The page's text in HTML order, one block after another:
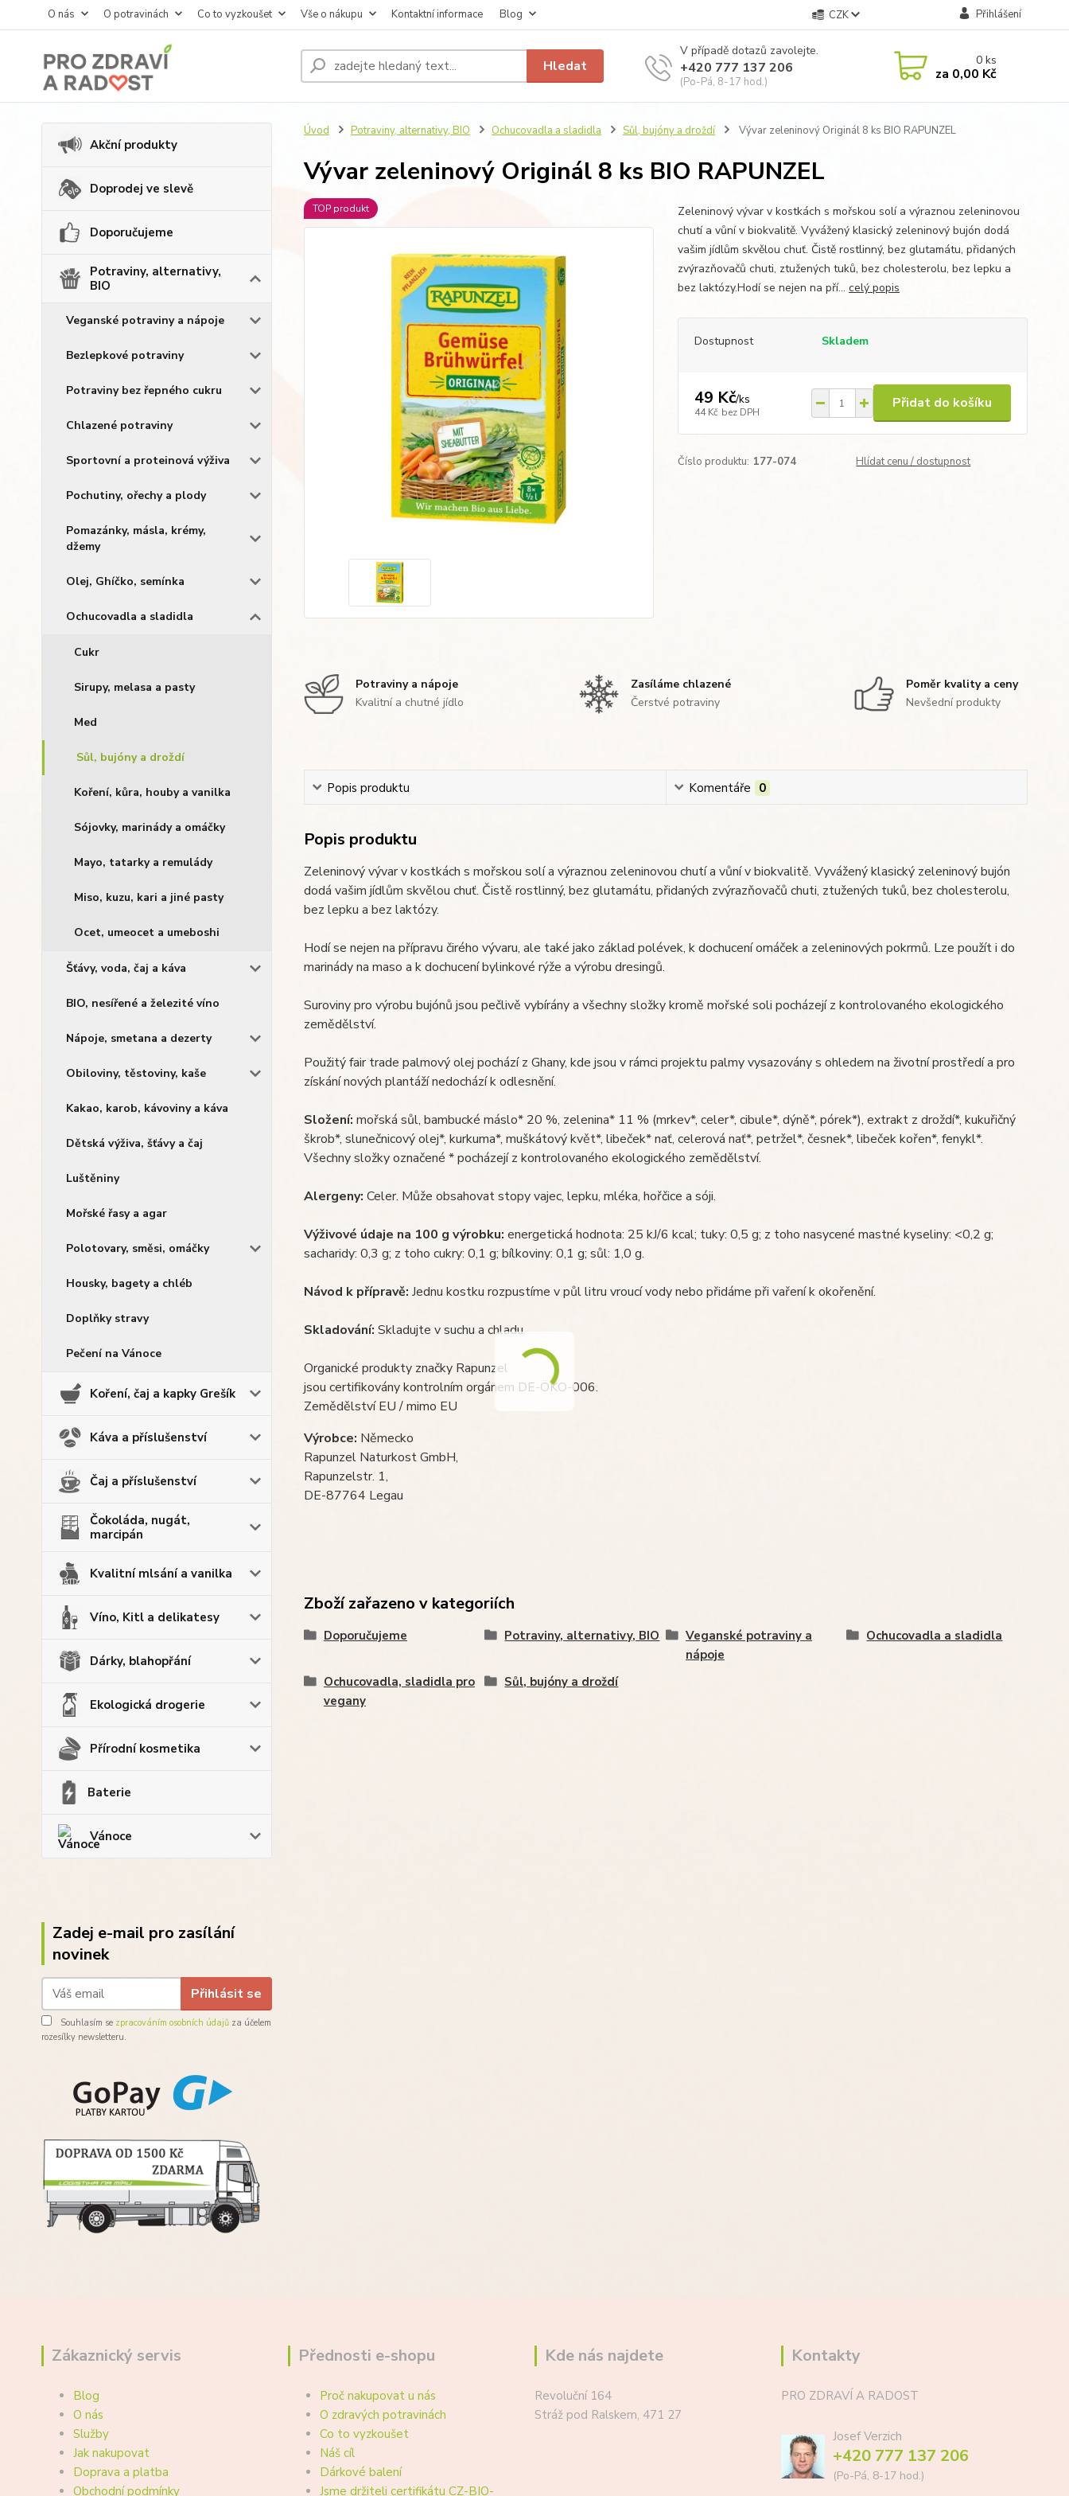
O nás O potravinách Co to vyzkoušet Vše o nákupu Kontaktní informace Blog CZK Přihlášení
Hledat
V případě dotazů zavolejte.
+420 777 137 206
(Po-Pá, 8-17 hod.)
0ks
za 0,00 Kč
Akční produkty
Doprodej ve slevě
Doporučujeme
Potraviny, alternativy,
BIO
Veganské potraviny a nápoje
Bezlepkové potraviny
Potraviny bez řepného cukru
Chlazené potraviny
Sportovní a proteinová výživa
Pochutiny, ořechy a plody
Pomazánky, másla, krémy,
džemy
Olej, Ghíčko, semínka
Ochucovadla a sladidla
Cukr
Sirupy, melasa a pasty
Med
Sůl, bujóny a droždí
Koření, kůra, houby a vanilka
Sójovky, marinády a omáčky
Mayo, tatarky a remulády
Miso, kuzu, kari a jiné pasty
Ocet, umeocet a umeboshi
Šťávy, voda, čaj a káva
BIO, nesířené a železité víno
Nápoje, smetana a dezerty
Obiloviny, těstoviny, kaše
Kakao, karob, kávoviny a káva
Dětská výživa, šťávy a čaj
Luštěniny
Mořské řasy a agar
Polotovary, směsi, omáčky
Housky, bagety a chléb
Doplňky stravy
Pečení na Vánoce
Koření, čaj a kapky Grešík
Káva a příslušenství
Čaj a příslušenství
Čokoláda, nugát,
marcipán
Kvalitní mlsání a vanilka
Víno, Kitl a delikatesy
Dárky, blahopřání
Ekologická drogerie
Přírodní kosmetika
Baterie
Vánoce
Zadej e-mail pro zasílání
novinek
Přihlásit se
Souhlasím se zpracováním osobních údajů za účelem
rozesílky newsletteru.
Úvod Potraviny, alternativy, BIO Ochucovadla a sladidla Sůl, bujóny a droždí Vývar zeleninový Originál 8 ks BIO RAPUNZEL
Vývar zeleninový Originál 8 ks BIO RAPUNZEL
TOP produkt
Zeleninový vývar v kostkách s mořskou solí a výraznou zeleninovou
chutí a vůní v biokvalitě. Vyvážený klasický zeleninový bujón dodá
vašim jídlům skvělou chuť. Čistě rostlinný, bez glutamátu, přidaných
zvýrazňovačů chuti, ztužených tuků, bez cholesterolu, bez lepku a
bez laktózy.Hodí se nejen na pří... celý popis
Dostupnost Skladem
49 Kč/ks
44 Kč bez DPH
Přidat do košíku
Číslo produktu: 177-074 Hlídat cenu / dostupnost
Potraviny a nápoje
Kvalitní a chutné jídlo
Zasíláme chlazené
Čerstvé potraviny
Poměr kvality a ceny
Nevšední produkty
Popis produktu Komentáře 0
Popis produktu
Zeleninový vývar v kostkách s mořskou solí a výraznou zeleninovou chutí a vůní v biokvalitě. Vyvážený klasický zeleninový bujón
dodá vašim jídlům skvělou chuť. Čistě rostlinný, bez glutamátu, přidaných zvýrazňovačů chuti, ztužených tuků, bez cholesterolu,
bez lepku a bez laktózy.
Hodí se nejen na přípravu čirého vývaru, ale také jako základ polévek, k dochucení omáček a zeleninových pokrmů. Lze použít i do
marinády na maso a k dochucení bylinkové rýže a výrobu dresingů.
Suroviny pro výrobu bujónů jsou pečlivě vybírány a všechny složky kromě mořské soli pocházejí z kontrolovaného ekologického
zemědělství.
Použitý fair trade palmový olej pochází z Ghany, kde jsou v rámci projektu palmy vysazovány s ohledem na životní prostředí a pro
získání nových plantáží nedochází k odlesnění.
Složení: mořská sůl, bambucké máslo* 20 %, zelenina* 11 % (mrkev*, celer*, cibule*, dýně*, pórek*), extrakt z droždí*, kukuřičný
škrob*, slunečnicový olej*, kurkuma*, muškátový květ*, libeček* nať, celerová nať*, petržel*, česnek*, libeček kořen*, fenykl*.
Všechny složky označené * pocházejí z kontrolovaného ekologického zemědělství.
Alergeny: Celer. Může obsahovat stopy vajec, lepku, mléka, hořčice a sóji.
Výživové údaje na 100 g výrobku: energetická hodnota: 25 kJ/6 kcal; tuky: 0,5 g; z toho nasycené mastné kyseliny: <0,2 g;
sacharidy: 0,3 g; z toho cukry: 0,1 g; bílkoviny: 0,1 g; sůl: 1,0 g.
Návod k přípravě: Jednu kostku rozpustíme v půl litru vroucí vody nebo přidáme při vaření k okořenění.
Skladování: Skladujte v suchu a chladu.
Organické produkty značky Rapunzel
jsou certifikovány kontrolním orgánem DE-ÖKO-006.
Zemědělství EU / mimo EU
Výrobce: Německo
Rapunzel Naturkost GmbH,
Rapunzelstr. 1,
DE-87764 Legau
Zboží zařazeno v kategoriích
Doporučujeme Potraviny, alternativy, BIO
Veganské potraviny a
nápoje
Ochucovadla a sladidla
Ochucovadla, sladidla pro
vegany
Sůl, bujóny a droždí
Zákaznický servis
Blog
O nás
Služby
Jak nakupovat
Doprava a platba
Obchodní podmínky
Přednosti e-shopu
Proč nakupovat u nás
O zdravých potravinách
Co to vyzkoušet
Náš cíl
Dárkové balení
Jsme držiteli certifikátu CZ-BIO-
Kde nás najdete
Revoluční 164
Stráž pod Ralskem, 471 27
Kontakty
PRO ZDRAVÍ A RADOST
Josef Verzich
+420 777 137 206
(Po-Pá, 8-17 hod.)